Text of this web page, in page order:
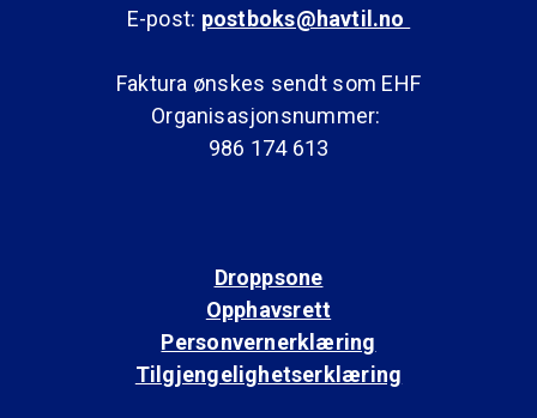
E-post: postboks@havtil.no
Faktura ønskes sendt som EHF
Organisasjonsnummer:
986 174 613
Droppsone
Opphavsrett
Personvernerklæring
Tilgjengelighetserklæring